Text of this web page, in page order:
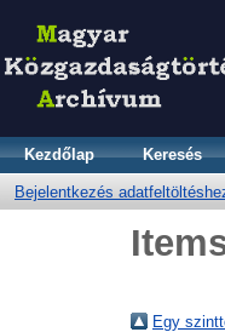
Kezdőlap Keresés
Bejelentkezés
Egy